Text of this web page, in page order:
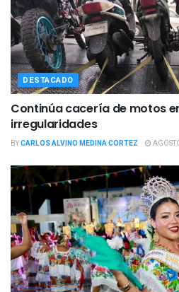
DESTACADO
Continúa cacería de motos
irregularidades
BYCARLOS ALVINO MEDINA CORTEZ